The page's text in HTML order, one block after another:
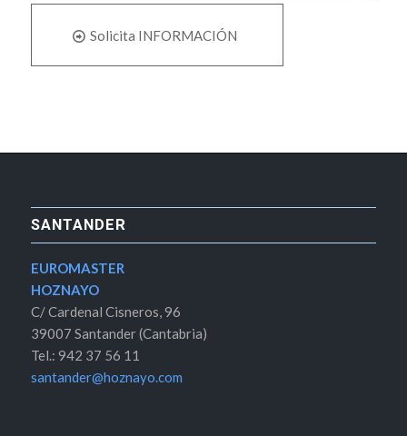
Solicita INFORMACIÓN
SANTANDER
EUROMASTER
HOZNAYO
C/ Cardenal Cisneros, 96
39007 Santander (Cantabria)
Tel.: 942 37 56 11
santander@hoznayo.com